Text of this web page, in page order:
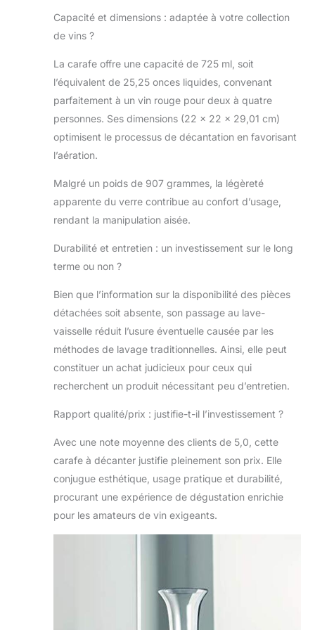
Capacité et dimensions : adaptée à votre collection
de vins ?
La carafe offre une capacité de 725 ml, soit
l’équivalent de 25,25 onces liquides, convenant
parfaitement à un vin rouge pour deux à quatre
personnes. Ses dimensions (22 x 22 x 29,01 cm)
optimisent le processus de décantation en favorisant
l’aération.
Malgré un poids de 907 grammes, la légèreté
apparente du verre contribue au confort d’usage,
rendant la manipulation aisée.
Durabilité et entretien : un investissement sur le long
terme ou non ?
Bien que l’information sur la disponibilité des pièces
détachées soit absente, son passage au lave-
vaisselle réduit l’usure éventuelle causée par les
méthodes de lavage traditionnelles. Ainsi, elle peut
constituer un achat judicieux pour ceux qui
recherchent un produit nécessitant peu d’entretien.
Rapport qualité/prix : justifie-t-il l’investissement ?
Avec une note moyenne des clients de 5,0, cette
carafe à décanter justifie pleinement son prix. Elle
conjugue esthétique, usage pratique et durabilité,
procurant une expérience de dégustation enrichie
pour les amateurs de vin exigeants.